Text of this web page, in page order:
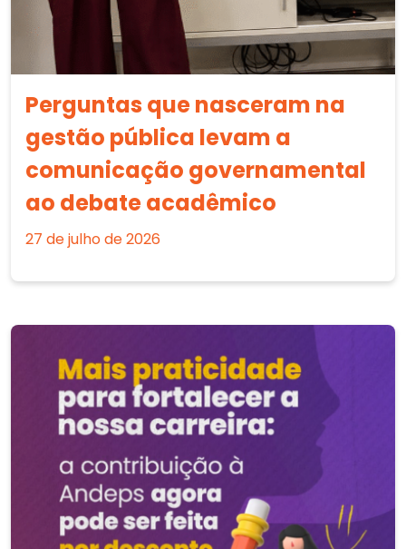
Perguntas que nasceram na
gestão pública levam a
comunicação governamental
ao debate acadêmico
27 de julho de 2026